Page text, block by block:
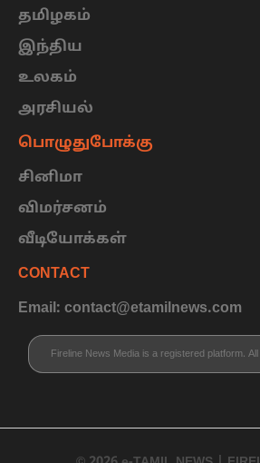
தமிழகம்
இந்திய
உலகம்
அரசியல்
பொழுதுபோக்கு
சினிமா
விமர்சனம்
வீடியோக்கள்
CONTACT
Email: contact@etamilnews.com
Fireline News Media is a registered platform.